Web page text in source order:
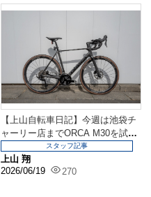
【上山自転車日記】今週は池袋チ
ャーリー店までORCA M30を試乗
に行ってきまし...
上山 翔
2026/06/19
270
スタッフ記事